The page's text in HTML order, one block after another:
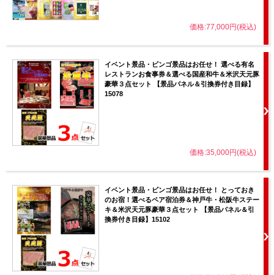
価格:77,000円(税込)
イベント景品・ビンゴ景品はお任せ！ 選べる有名
レストランお食事券＆選べる国産和牛＆米沢天元豚
豪華３点セット 【景品パネル＆引換券付き目録】
15078
価格:35,000円(税込)
イベント景品・ビンゴ景品はお任せ！ とっておき
のお宿！選べるペア宿泊券＆神戸牛・松阪牛ステー
キ＆米沢天元豚豪華３点セット 【景品パネル＆引
換券付き目録】15102